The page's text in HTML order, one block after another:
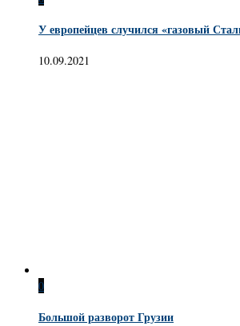
У европейцев случился «газовый
10.09.2021
0
Большой разворот Грузии